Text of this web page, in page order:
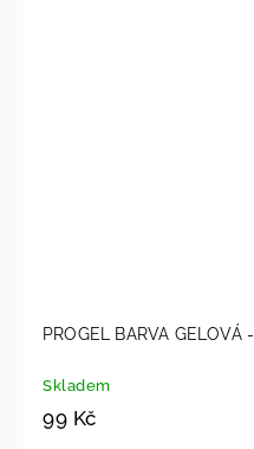
PROGEL BARVA GELOVÁ
Skladem
99 Kč